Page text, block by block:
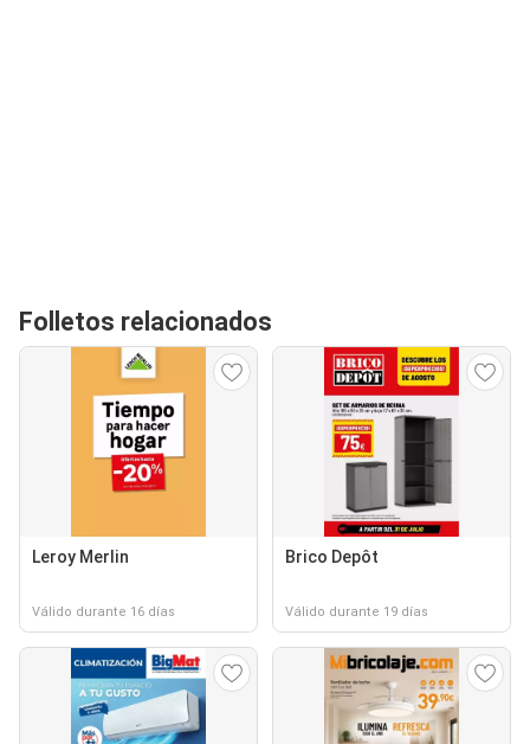
Folletos relacionados
Leroy Merlin
Válido durante 16 días
Brico Depôt
Válido durante 19 días